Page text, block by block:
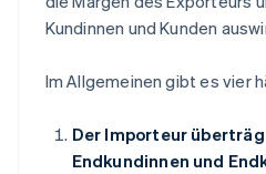
Kundinnen und Kunden
Im Allgemeinen gibt es vier
Der Importeur
Endkundinnen und